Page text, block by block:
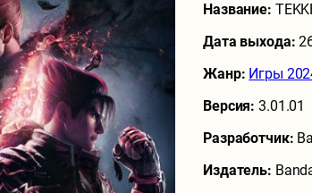
Название:
Дата выхода:
Жанр: Игры
Версия:3.01.01
Разработчик:
Издатель: